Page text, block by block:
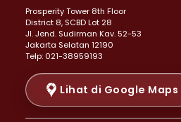
Properti Dijual di Menteng >
Properti Dijual di Senen >
Properti Dijual di Tanah Abang >
Properti Dijual di Cikini >
Properti Dijual di Kramat >
Properti Dijual di Pasar Baru >
Properti Dijual di Bendungan Hilir >
Prosperity Tower 8th Floor
District 8, SCBD Lot 28
JI. Jend. Sudirman Kav. 52-53
Jakarta Selatan 12190
Telp: 021-38959193
Lihat di Google Maps